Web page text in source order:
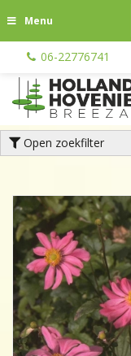
n
o
t
Menu
06-22776741
Open zoekfilter